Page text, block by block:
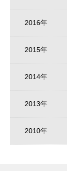
2016年
2015年
2014年
2013年
2010年